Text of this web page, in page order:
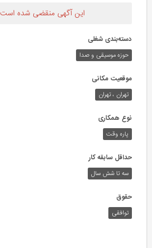
این آگهی منقضی شده است
دسته‌بندی شغلی
حوزه‌ موسیقی و صدا
موقعیت مکانی
تهران ، تهران
نوع همکاری
پاره وقت
حداقل سابقه کار
سه تا شش سال
حقوق
توافقی